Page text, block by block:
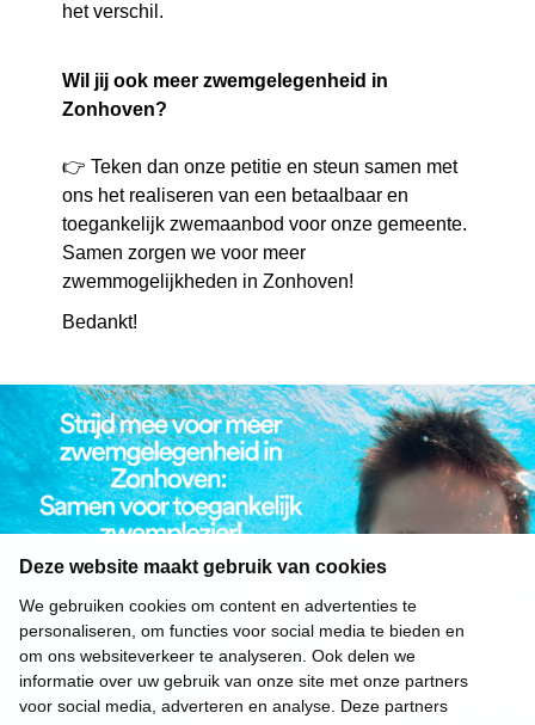
Deze website maakt gebruik van cookies
We gebruiken cookies om content en advertenties te
personaliseren, om functies voor social media te bieden en
om ons websiteverkeer te analyseren. Ook delen we
informatie over uw gebruik van onze site met onze partners
voor social media, adverteren en analyse. Deze partners
het verschil.
Wil jij ook meer zwemgelegenheid in
Zonhoven?
👉 Teken dan onze petitie en steun samen met
ons het realiseren van een betaalbaar en
toegankelijk zwemaanbod voor onze gemeente.
Samen zorgen we voor meer
zwemmogelijkheden in Zonhoven!
Bedankt!